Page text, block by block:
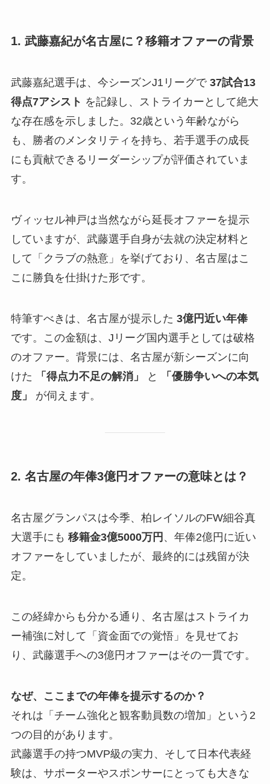
1. 武藤嘉紀が名古屋に？移籍オファーの背景
武藤嘉紀選手は、今シーズンJ1リーグで 37試合13
得点7アシスト を記録し、ストライカーとして絶大
な存在感を示しました。32歳という年齢ながら
も、勝者のメンタリティを持ち、若手選手の成長
にも貢献できるリーダーシップが評価されていま
す。
ヴィッセル神戸は当然ながら延長オファーを提示
していますが、武藤選手自身が去就の決定材料と
して「クラブの熱意」を挙げており、名古屋はこ
こに勝負を仕掛けた形です。
特筆すべきは、名古屋が提示した 3億円近い年俸
です。この金額は、Jリーグ国内選手としては破格
のオファー。背景には、名古屋が新シーズンに向
けた
「得点力不足の解消」 と
「優勝争いへの本気
度」
が伺えます。
2. 名古屋の年俸3億円オファーの意味とは？
名古屋グランパスは今季、柏レイソルのFW細谷真
大選手にも 移籍金3億5000万円 、年俸2億円に近い
オファーをしていましたが、最終的には残留が決
定。
この経緯からも分かる通り、名古屋はストライカ
ー補強に対して「資金面での覚悟」を見せてお
り、武藤選手への3億円オファーはその一貫です。
なぜ、ここまでの年俸を提示するのか？
それは「チーム強化と観客動員数の増加」という2
つの目的があります。
武藤選手の持つMVP級の実力、そして日本代表経
験は、サポーターやスポンサーにとっても大きな